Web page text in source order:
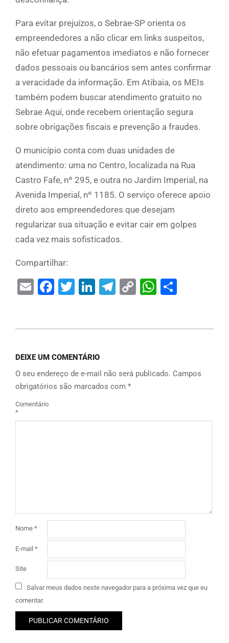
Para evitar prejuízos, o Sebrae-SP orienta os
empreendedores a não clicar em links suspeitos,
não efetuar pagamentos imediatos e não fornecer
dados pessoais ou bancários sem antes confirmar
a veracidade da informação. Em Atibaia, os MEIs
também podem buscar atendimento gratuito no
Sebrae Aqui, onde recebem orientação segura
sobre obrigações fiscais e prevenção a fraudes.
O município conta com duas unidades de
atendimento: uma no Centro, localizada na Rua
Castro Fafe, nº 295, e outra no Jardim Imperial, na
Avenida Imperial, nº 1185. O serviço oferece apoio
direto aos empreendedores que desejam
regularizar sua situação e evitar cair em golpes
cada vez mais sofisticados.
Compartilhar:
EmailFacebook
Twitter
LinkedIn
Telegram
Copy
DEIXE UM COMENTÁRIO
O seu endereço de e-mail não será publicado. Campos
obrigatórios são marcados com *
Comentário
*
Nome *
E-mail *
Site
Salvar meus dados neste navegador para a próxima vez que eu
comentar.